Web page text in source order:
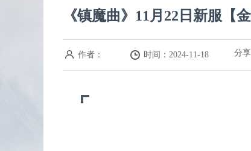
元宝可以在商城买通宝，通宝可以在天命
战斗力最具性价比的是强化和魂石。
化血闪，利坚固两套魂石可以用到死。
《镇魔曲》11月22日新服【
作者： 时间：2024-11-18 分